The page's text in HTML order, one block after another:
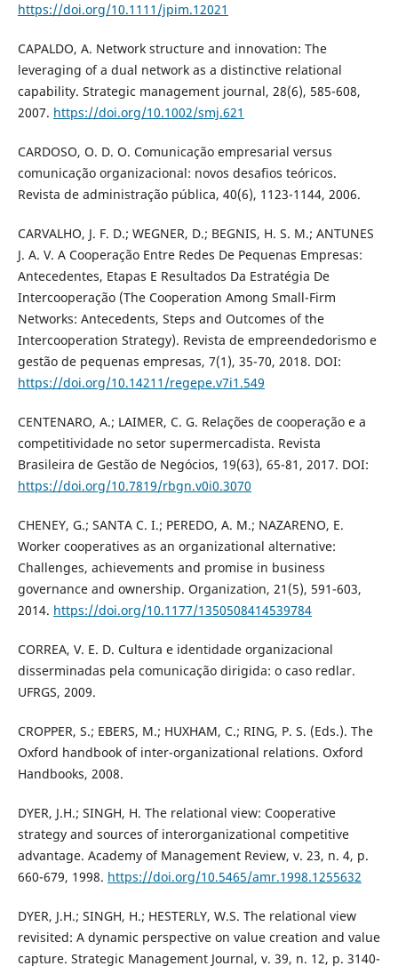
https://doi.org/10.1111/jpim.12021
CAPALDO, A. Network structure and innovation: The
leveraging of a dual network as a distinctive relational
capability. Strategic management journal, 28(6), 585-608,
2007. https://doi.org/10.1002/smj.621
CARDOSO, O. D. O. Comunicação empresarial versus
comunicação organizacional: novos desafios teóricos.
Revista de administração pública, 40(6), 1123-1144, 2006.
CARVALHO, J. F. D.; WEGNER, D.; BEGNIS, H. S. M.; ANTUNES
J. A. V. A Cooperação Entre Redes De Pequenas Empresas:
Antecedentes, Etapas E Resultados Da Estratégia De
Intercooperação (The Cooperation Among Small-Firm
Networks: Antecedents, Steps and Outcomes of the
Intercooperation Strategy). Revista de empreendedorismo e
gestão de pequenas empresas, 7(1), 35-70, 2018. DOI:
https://doi.org/10.14211/regepe.v7i1.549
CENTENARO, A.; LAIMER, C. G. Relações de cooperação e a
competitividade no setor supermercadista. Revista
Brasileira de Gestão de Negócios, 19(63), 65-81, 2017. DOI:
https://doi.org/10.7819/rbgn.v0i0.3070
CHENEY, G.; SANTA C. I.; PEREDO, A. M.; NAZARENO, E.
Worker cooperatives as an organizational alternative:
Challenges, achievements and promise in business
governance and ownership. Organization, 21(5), 591-603,
2014. https://doi.org/10.1177/1350508414539784
CORREA, V. E. D. Cultura e identidade organizacional
disserminadas pela comunicação dirigida: o caso redlar.
UFRGS, 2009.
CROPPER, S.; EBERS, M.; HUXHAM, C.; RING, P. S. (Eds.). The
Oxford handbook of inter-organizational relations. Oxford
Handbooks, 2008.
DYER, J.H.; SINGH, H. The relational view: Cooperative
strategy and sources of interorganizational competitive
advantage. Academy of Management Review, v. 23, n. 4, p.
660-679, 1998. https://doi.org/10.5465/amr.1998.1255632
DYER, J.H.; SINGH, H.; HESTERLY, W.S. The relational view
revisited: A dynamic perspective on value creation and value
capture. Strategic Management Journal, v. 39, n. 12, p. 3140-